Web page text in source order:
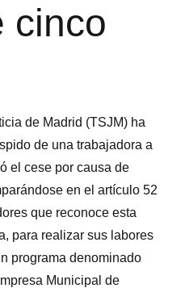
cinco
de Madrid (TSJM) ha
de una trabajadora a
el cese por causa de
en el artículo 52
que reconoce esta
para realizar sus labores
programa denominado
Municipal de